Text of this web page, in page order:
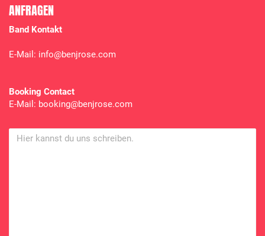
ANFRAGEN
Band Kontakt
E-Mail: info@benjrose.com
Booking Contact
E-Mail: booking@benjrose.com